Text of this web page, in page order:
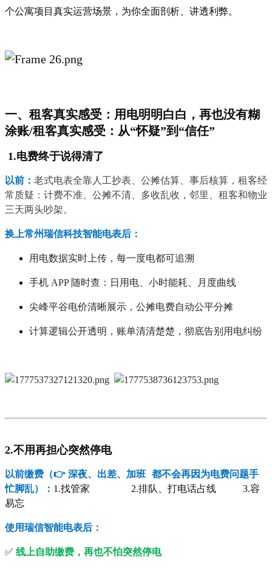
个公寓项目真实运营场景，为你全面剖析、讲透利弊。
一、租客真实感受：用电明明白白，再也没有糊
涂账/租客真实感受：从“怀疑”到“信任”
1.电费终于说得清了
以前： 老式电表全靠人工抄表、公摊估算、事后核算，租客经
常质疑：计费不准、公摊不清、多收乱收，邻里、租客和物业
三天两头吵架。
换上常州瑞信科技智能电表后：
用电数据实时上传，每一度电都可追溯
手机 APP 随时查：日用电、小时能耗、月度曲线
尖峰平谷电价清晰展示，公摊电费自动公平分摊
计算逻辑公开透明，账单清清楚楚，彻底告别用电纠纷
2.不用再担心突然停电
以前缴费（👉 深夜、出差、加班 都不会再因为电费问题手
忙脚乱）： 1.找管家 2.排队、打电话占线 3.容
易忘
使用瑞信智能电表后：
✅ 线上自助缴费，再也不怕突然停电